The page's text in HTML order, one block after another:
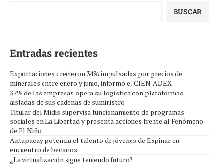
BUSCAR
Entradas recientes
Exportaciones crecieron 34% impulsados por precios de
minerales entre enero y junio, informó el CIEN-ADEX
37% de las empresas opera su logística con plataformas
aisladas de sus cadenas de suministro
Titular del Midis supervisa funcionamiento de programas
sociales en La Libertad y presenta acciones frente al Fenómeno
de El Niño
Antapacay potencia el talento de jóvenes de Espinar en
encuentro de becarios
¿La virtualización sigue teniendo futuro?